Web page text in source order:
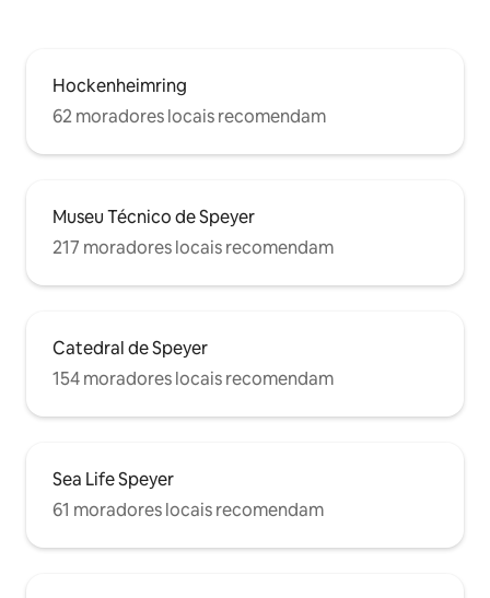
Hockenheimring
62 moradores locais recomendam
Museu Técnico de Speyer
217 moradores locais recomendam
Catedral de Speyer
154 moradores locais recomendam
Sea Life Speyer
61 moradores locais recomendam